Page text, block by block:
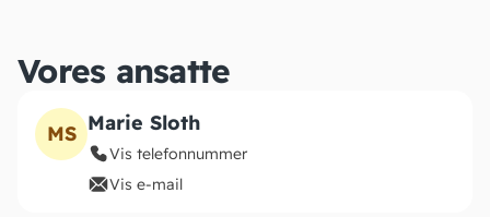
Vores ansatte
MS Marie Sloth
Vis telefonnummer
Vis e-mail